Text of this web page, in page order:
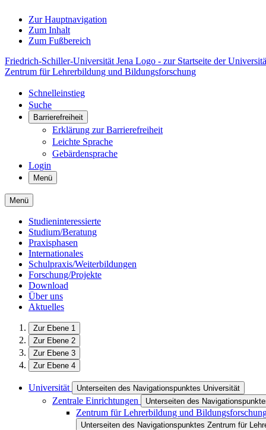
Zur Hauptnavigation
Zum Inhalt
Zum Fußbereich
Friedrich-Schiller-Universität Jena Logo - zur Startseite der
Zentrum für Lehrerbildung und Bildungsforschung
Schnelleinstieg
Suche
Barrierefreiheit
Erklärung zur Barrierefreiheit
Leichte Sprache
Gebärdensprache
Login
Menü
Menü
Studieninteressierte
Studium/Beratung
Praxisphasen
Internationales
Schulpraxis/Weiterbildungen
Forschung/Projekte
Download
Über uns
Aktuelles
Zur Ebene 1
Zur Ebene 2
Zur Ebene 3
Zur Ebene 4
Universität Unterseiten des Navigationspunktes Universität
Zentrale Einrichtungen Unterseiten des
Zentrum für Lehrerbildung und
Unterseiten des Navigationspunktes Zentrum für